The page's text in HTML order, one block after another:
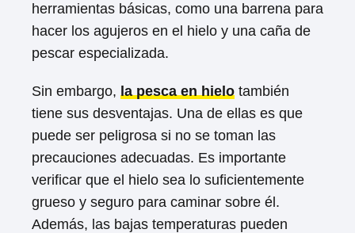
herramientas básicas, como una barrena para
hacer los agujeros en el hielo y una caña de
pescar especializada.
Sin embargo, la pesca en hielo también
tiene sus desventajas. Una de ellas es que
puede ser peligrosa si no se toman las
precauciones adecuadas. Es importante
verificar que el hielo sea lo suficientemente
grueso y seguro para caminar sobre él.
Además, las bajas temperaturas pueden